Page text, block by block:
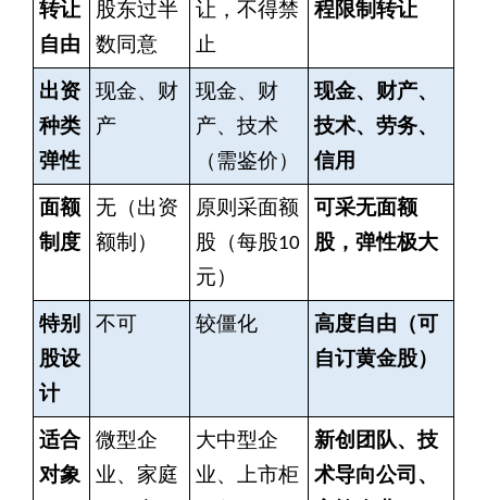
转让
自由
股东过半
数同意
让，不得禁
止
程限制转让
出资
种类
弹性
现金、财
产
现金、财
产、技术
（需鉴价）
现金、财产、
技术、劳务、
信用
面额
制度
无（出资
额制）
原则采面额
股（每股10
元）
可采无面额
股，弹性极大
特别
股设
计
不可 较僵化
高度自由（可
自订黄金股）
适合
对象
微型企
业、家庭
大中型企
业、上市柜
新创团队、技
术导向公司、